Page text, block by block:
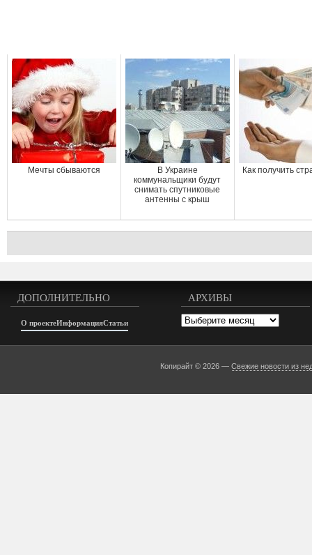
Мечты сбываются
В Украине
коммунальщики будут
снимать спутниковые
антенны с крыш
Как получить
ДОПОЛНИТЕЛЬНО
О проектеИнформацияСтатьи
АРХИВЫ
Архивы
Копирайт © 2026 —Свежие новости из